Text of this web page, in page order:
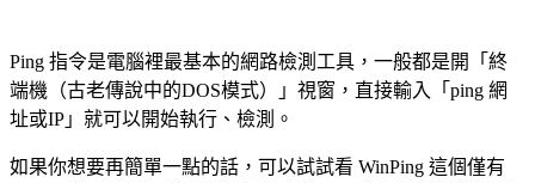
Ping 指令是電腦裡最基本的網路檢測工具，一般都是開「終
端機（古老傳說中的DOS模式）」視窗，直接輸入「ping 網
址或IP」就可以開始執行、檢測。
如果你想要再簡單一點的話，可以試試看 WinPing 這個僅有